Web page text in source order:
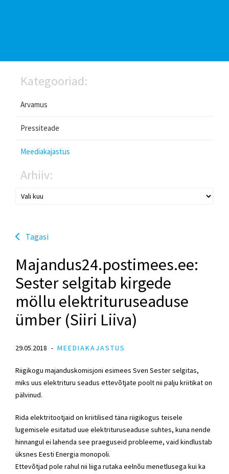
Kategooriad:
Arvamus
Pressiteade
Meediakajastus
Arhiiv:
Tagasi
Majandus24.postimees.ee:
Sester selgitab kirgede
möllu elektrituruseaduse
ümber (Siiri Liiva)
29.05.2018 MEEDIAKAJASTUS
Riigikogu majanduskomisjoni esimees Sven Sester selgitas,
miks uus elektrituru seadus ettevõtjate poolt nii palju kriitikat on
pälvinud.
Rida elektritootjaid on kriitilised täna riigikogus teisele
lugemisele esitatud uue elektrituruseaduse suhtes, kuna nende
hinnangul ei lahenda see praeguseid probleeme, vaid kindlustab
üksnes Eesti Energia monopoli.
Ettevõtjad pole rahul nii liiga rutaka eelnõu menetlusega kui ka